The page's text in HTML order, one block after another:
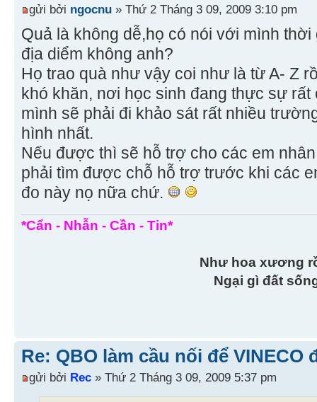
gửi bởi ngocnu » Thứ 2 Tháng 3 09, 2009 3:10 pm
Quả là không dễ,họ có nói với mình
địa diểm không anh?
Họ trao quà như vậy coi như là từ A- Z
khó khăn, nơi học sinh đang thực sự rất
mình sẽ phải đi khảo sát rất nhiều
hình nhất.
Nếu được thì sẽ hỗ trợ cho các em
phải tìm được chỗ hỗ trợ trước khi các
đo này nọ nữa chứ.
*Cẩn - Nhẫn - Cần - Tin*
Như hoa xương
Ngại gì đất
Re: QBO làm cầu nối để VINECO
gửi bởi Rec » Thứ 2 Tháng 3 09, 2009 5:37 pm